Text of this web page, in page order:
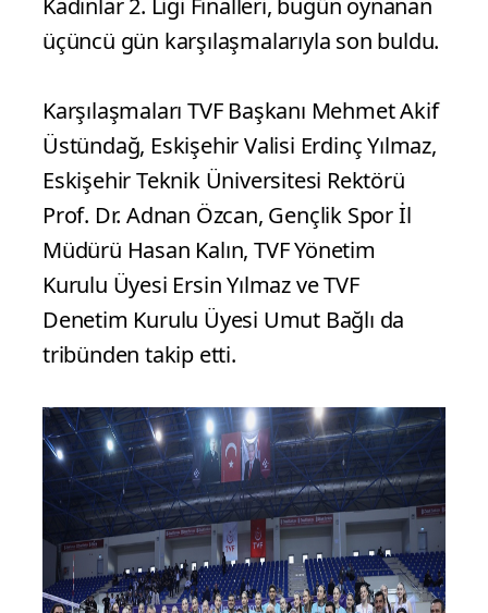
Kadınlar 2. Ligi Finalleri, bugün oynanan
üçüncü gün karşılaşmalarıyla son buldu.
Karşılaşmaları TVF Başkanı Mehmet Akif
Üstündağ, Eskişehir Valisi Erdinç Yılmaz,
Eskişehir Teknik Üniversitesi Rektörü
Prof. Dr. Adnan Özcan, Gençlik Spor İl
Müdürü Hasan Kalın, TVF Yönetim
Kurulu Üyesi Ersin Yılmaz ve TVF
Denetim Kurulu Üyesi Umut Bağlı da
tribünden takip etti.